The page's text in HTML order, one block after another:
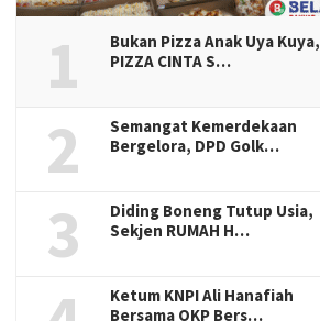
1
Bukan Pizza Anak Uya Kuya,
PIZZA CINTA S…
2
Semangat Kemerdekaan
Bergelora, DPD Golk…
3
Diding Boneng Tutup Usia,
Sekjen RUMAH H…
Ketum KNPI Ali Hanafiah
Bersama OKP Bers…